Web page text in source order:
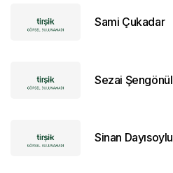
Sami Çukadar
Sezai Şengönül
Sinan Dayısoylu